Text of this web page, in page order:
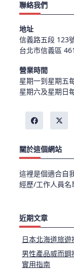
聯絡我們
地址
信義路五段 123
台北市信義區 461
營業時間
星期一到星期五
星期六及星期日
關於這個網站
這裡是個適合自
經歷/工作人員名
近期文章
日本北海道旅
男性產品威而
實用指南